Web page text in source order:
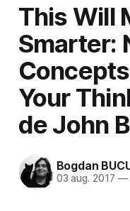
This Will
Smarter:
Your
de John
Bogdan
03 aug. 2017 —